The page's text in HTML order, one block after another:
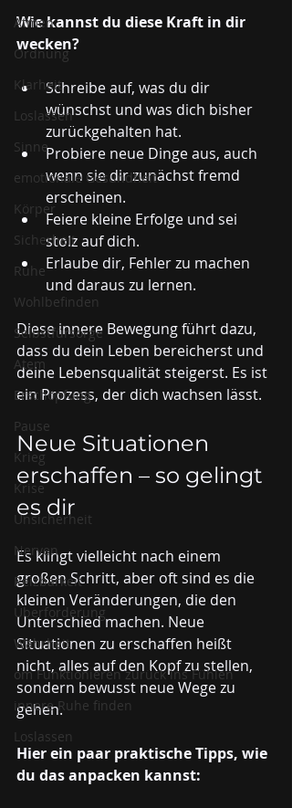
Atmen
Ordnung
Klarheit
Loslassen
Sinne
emotionale Gesundheit
Körper
Sicherheit
Ruhe
Wohlbefinden
Selbstfürsorge
Atem
Erschöpfung
Pause
Krieg
Krise
Unsicherheit
Nerven
Reizbarkeit
Überforderung
Wahrheit
om Funktionieren zurück ins Fühlen
innere Ruhe finden
Loslassen
Wie kannst du diese Kraft in dir
wecken?
Schreibe auf, was du dir
wünschst und was dich bisher
zurückgehalten hat.
Probiere neue Dinge aus, auch
wenn sie dir zunächst fremd
erscheinen.
Feiere kleine Erfolge und sei
stolz auf dich.
Erlaube dir, Fehler zu machen
und daraus zu lernen.
Diese innere Bewegung führt dazu,
dass du dein Leben bereicherst und
deine Lebensqualität steigerst. Es ist
ein Prozess, der dich wachsen lässt.
Neue Situationen
erschaffen – so gelingt
es dir
Es klingt vielleicht nach einem
großen Schritt, aber oft sind es die
kleinen Veränderungen, die den
Unterschied machen. Neue
Situationen zu erschaffen heißt
nicht, alles auf den Kopf zu stellen,
sondern bewusst neue Wege zu
gehen.
Hier ein paar praktische Tipps, wie
du das anpacken kannst: